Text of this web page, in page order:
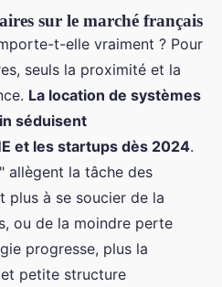
sur le marché français
t-elle vraiment ? Pour
seuls la proximité et la
La location de systèmes
séduisent
et les startups dès 2024.
allègent la tâche des
plus à se soucier de la
ou de la moindre perte
progresse, plus la
petite structure